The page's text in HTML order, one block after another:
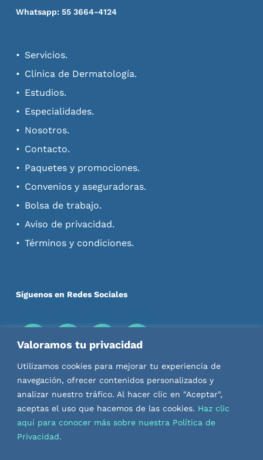
Valoramos tu privacidad
Utilizamos cookies para mejorar tu experiencia de
navegación, ofrecer contenidos personalizados y
analizar nuestro tráfico. Al hacer clic en "Aceptar",
aceptas el uso que hacemos de las cookies. Haz clic
aquí para conocer más sobre nuestra Política de
Privacidad.
Whatsapp: 55 3664-4124
Servicios.
Clínica de Dermatología.
Estudios.
Especialidades.
Nosotros.
Contacto.
Paquetes y promociones.
Convenios y aseguradoras.
Bolsa de trabajo.
Aviso de privacidad.
Términos y condiciones.
Síguenos en Redes Sociales
Descarga nuestras Apps